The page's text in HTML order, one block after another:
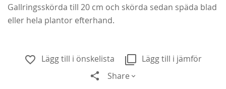
Gallringsskörda till 20 cm och skörda sedan späda blad
eller hela plantor efterhand.
Lägg till i önskelista
Lägg till i jämför
Share